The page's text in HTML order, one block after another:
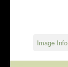
Image Info